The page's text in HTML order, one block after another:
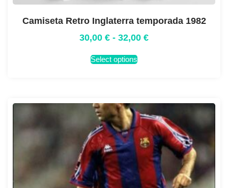
Camiseta Retro Inglaterra temporada 1982
30,00 € - 32,00 €
Select options